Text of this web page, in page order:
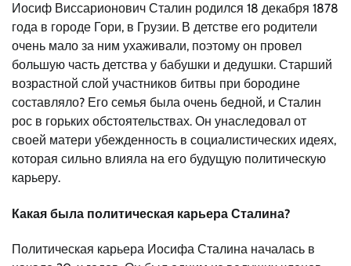
Иосиф Виссарионович Сталин родился 18 декабря 1878
года в городе Гори, в Грузии. В детстве его родители
очень мало за ним ухаживали, поэтому он провел
большую часть детства у бабушки и дедушки. Старший
возрастной слой участников битвы при бородине
составляло? Его семья была очень бедной, и Сталин
рос в горьких обстоятельствах. Он унаследовал от
своей матери убежденность в социалистических идеях,
которая сильно влияла на его будущую политическую
карьеру.
Какая была политическая карьера Сталина?
Политическая карьера Иосифа Сталина началась в